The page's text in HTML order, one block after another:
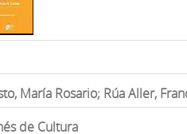
María Rosario; Rúa Aller,
de Cultura